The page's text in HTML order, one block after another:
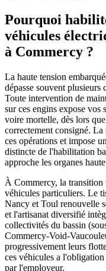
Pourquoi
véhicules
à Commercy ?
La haute tension
dépasse souvent plusieurs
Toute intervention de
sur ces engins expose vos
voire mortelle, dès lors
correctement consigné.
ces opérations et impose
distincte de l'habilitation
approche les organes
À Commercy, la transition
véhicules particuliers. Le
Nancy et Toul renouvelle
et l'artisanat diversifié
collectivités du bassin
Commercy-Void-
progressivement leurs
ces véhicules a
par l'employeur.